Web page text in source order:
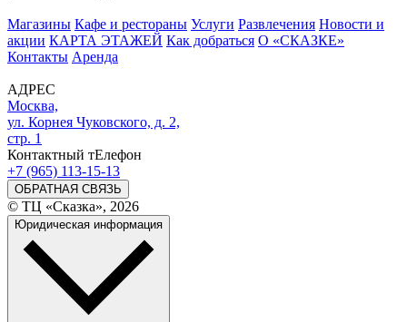
Магазины Кафе и рестораны Услуги Развлечения Новости и
акции КАРТА ЭТАЖЕЙ Как добраться О «СКАЗКЕ»
Контакты Аренда
АДРЕС
Москва,
ул. Корнея Чуковского, д. 2,
стр. 1
Контактный тЕлефон
+7 (965) 113-15-13
ОБРАТНАЯ СВЯЗЬ
© ТЦ «Сказка», 2026
Юридическая информация